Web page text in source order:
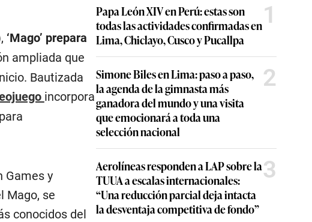
‘Mago’ prepara
ampliada que
Bautizada
incorpora
Games y
Mago, se
conocidos del
Papa León XIV en Perú: estas son
todas las actividades confirmadas en
Lima, Chiclayo, Cusco y Pucallpa
1
Simone Biles en Lima: paso a paso,
la agenda de la gimnasta más
ganadora del mundo y una visita
que emocionará a toda una
selección nacional
2
Aerolíneas responden a LAP sobre la
TUUA a escalas internacionales:
“Una reducción parcial deja intacta
la desventaja competitiva de fondo”
3